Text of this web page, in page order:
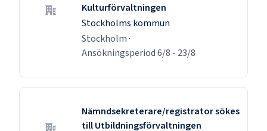
Kulturförvaltningen
Stockholms kommun
Stockholm ·
Ansökningsperiod6/8 - 23/8
Nämndsekreterare/registrator sökes
till Utbildningsförvaltningen